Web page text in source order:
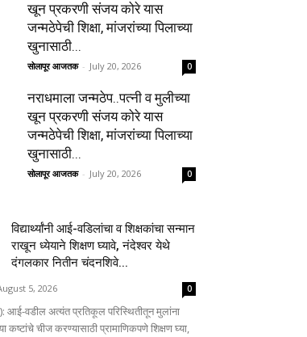
खून प्रकरणी संजय कोरे यास
जन्मठेपेची शिक्षा, मांजरांच्या पिलाच्या
खुनासाठी...
सोलापूर आजतक - July 20, 2026 0
नराधमाला जन्मठेप..पत्नी व मुलीच्या
खून प्रकरणी संजय कोरे यास
जन्मठेपेची शिक्षा, मांजरांच्या पिलाच्या
खुनासाठी...
सोलापूर आजतक - July 20, 2026 0
विद्यार्थ्यांनी आई-वडिलांचा व शिक्षकांचा सन्मान
राखून ध्येयाने शिक्षण घ्यावे, नंदेश्वर येथे
दंगलकार नितीन चंदनशिवे...
5, 2026 0
आई-वडील अत्यंत प्रतिकूल परिस्थितीतून मुलांना
कष्टांचे चीज करण्यासाठी प्रामाणिकपणे शिक्षण घ्या,